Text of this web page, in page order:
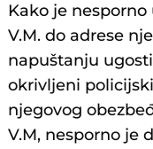
Kako je
V.M. do adrese
napuštanju
okrivljeni
njegovog
V.M, nesporno je